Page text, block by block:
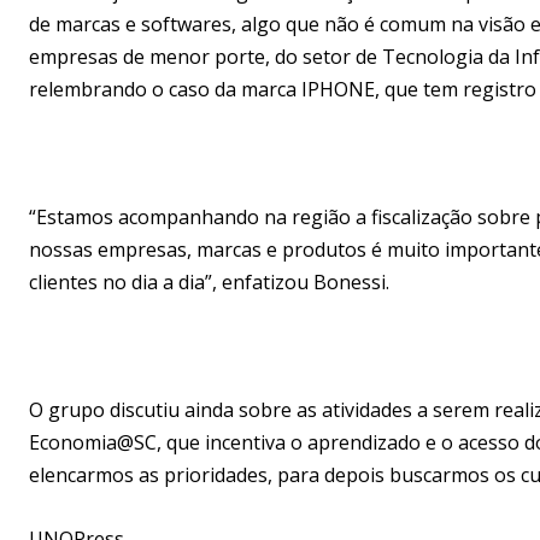
de marcas e softwares, algo que não é comum na visão
empresas de menor porte, do setor de Tecnologia da
relembrando o caso da marca IPHONE, que tem
“Estamos acompanhando na região a fiscalização
nossas empresas, marcas e produtos é muito
clientes no dia a dia”, enfatizou Bonessi.
O grupo discutiu ainda sobre as atividades a serem
Economia@SC, que incentiva o aprendizado e o
elencarmos as prioridades, para depois buscarmos os